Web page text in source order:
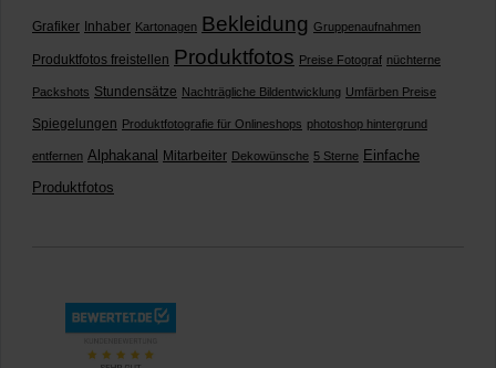
Grafiker Inhaber Kartonagen Bekleidung Gruppenaufnahmen
Produktfotos freistellen Produktfotos Preise Fotograf nüchterne
Packshots Stundensätze Nachträgliche Bildentwicklung Umfärben Preise
Spiegelungen Produktfotografie für Onlineshops photoshop hintergrund
entfernen Alphakanal Mitarbeiter Dekowünsche 5 Sterne Einfache
Produktfotos